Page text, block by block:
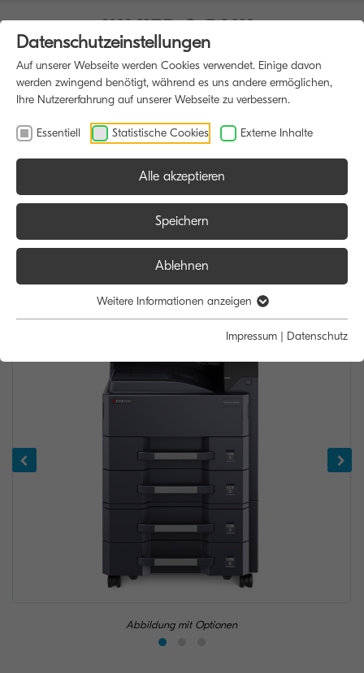
Abbildung mit Optionen
Datenschutzeinstellungen
Auf unserer Webseite werden Cookies verwendet. Einige davon
werden zwingend benötigt, während es uns andere ermöglichen,
Ihre Nutzererfahrung auf unserer Webseite zu verbessern.
Essentiell Statistische Cookies Externe Inhalte
Alle akzeptieren
Speichern
Ablehnen
Weitere Informationen anzeigen
Impressum | Datenschutz